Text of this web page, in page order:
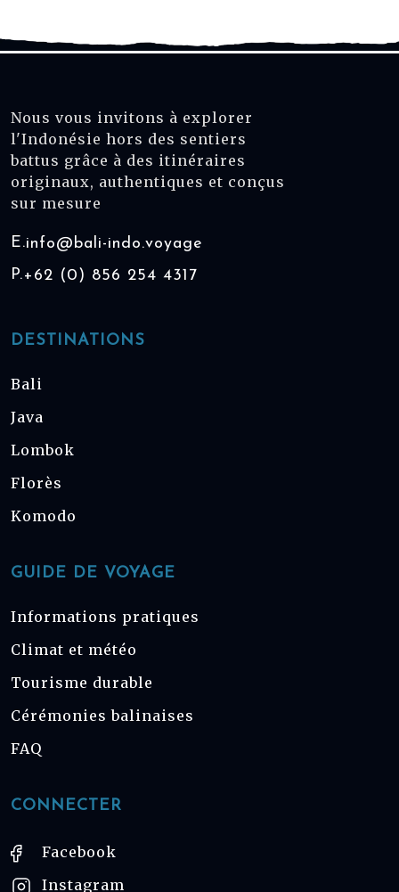
Nous vous invitons à explorer
l'Indonésie hors des sentiers
battus grâce à des itinéraires
originaux, authentiques et conçus
sur mesure
E.info@bali-indo.voyage
P.+62 (0) 856 254 4317
DESTINATIONS
Bali
Java
Lombok
Florès
Komodo
GUIDE DE VOYAGE
Informations pratiques
Climat et météo
Tourisme durable
Cérémonies balinaises
FAQ
CONNECTER
Facebook
Instagram